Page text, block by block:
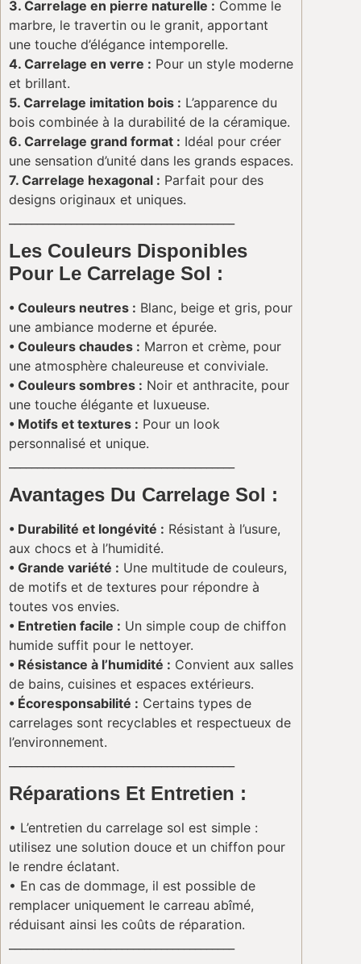
3. Carrelage en pierre naturelle : Comme le
marbre, le travertin ou le granit, apportant
une touche d’élégance intemporelle.
4. Carrelage en verre : Pour un style moderne
et brillant.
5. Carrelage imitation bois : L’apparence du
bois combinée à la durabilité de la céramique.
6. Carrelage grand format : Idéal pour créer
une sensation d’unité dans les grands espaces.
7. Carrelage hexagonal : Parfait pour des
designs originaux et uniques.
Les Couleurs Disponibles
Pour Le Carrelage Sol :
• Couleurs neutres : Blanc, beige et gris, pour
une ambiance moderne et épurée.
• Couleurs chaudes : Marron et crème, pour
une atmosphère chaleureuse et conviviale.
• Couleurs sombres : Noir et anthracite, pour
une touche élégante et luxueuse.
• Motifs et textures : Pour un look
personnalisé et unique.
Avantages Du Carrelage Sol :
• Durabilité et longévité : Résistant à l’usure,
aux chocs et à l’humidité.
• Grande variété : Une multitude de couleurs,
de motifs et de textures pour répondre à
toutes vos envies.
• Entretien facile : Un simple coup de chiffon
humide suffit pour le nettoyer.
• Résistance à l’humidité : Convient aux salles
de bains, cuisines et espaces extérieurs.
• Écoresponsabilité : Certains types de
carrelages sont recyclables et respectueux de
l’environnement.
Réparations Et Entretien :
• L’entretien du carrelage sol est simple :
utilisez une solution douce et un chiffon pour
le rendre éclatant.
• En cas de dommage, il est possible de
remplacer uniquement le carreau abîmé,
réduisant ainsi les coûts de réparation.